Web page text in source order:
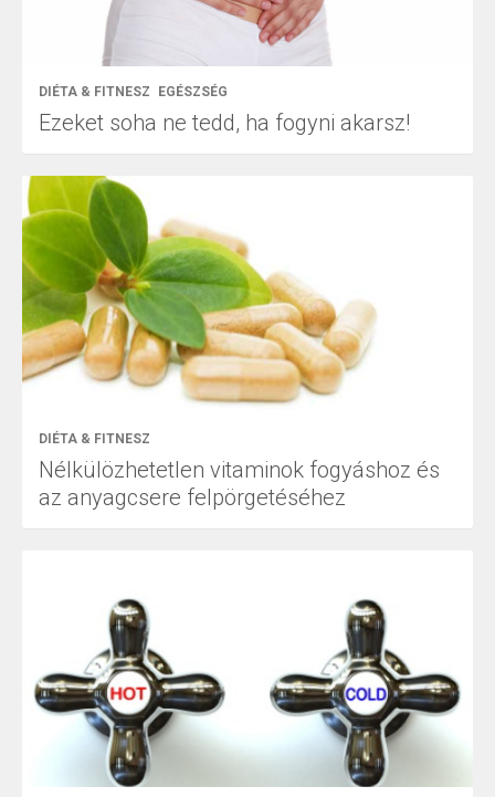
DIÉTA & FITNESZ EGÉSZSÉG
Ezeket soha ne tedd, ha fogyni akarsz!
DIÉTA & FITNESZ
Nélkülözhetetlen vitaminok fogyáshoz és
az anyagcsere felpörgetéséhez